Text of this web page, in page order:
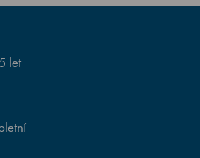
let